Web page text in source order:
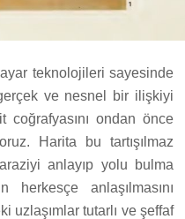
teknolojileri sayesinde
ve nesnel bir ilişkiyi
coğrafyasını ondan önce
Harita bu tartışılmaz
anlayıp yolu bulma
herkesçe anlaşılmasını
uzlaşımlar tutarlı ve şeffaf